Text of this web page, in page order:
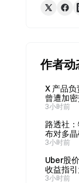
作者动
X 产品
曾遭加
3小时前
路透社
布对多
低价格
3小时前
Uber股
收益指引
3小时前